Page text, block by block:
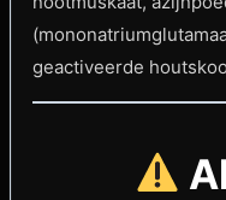
geactiveerde